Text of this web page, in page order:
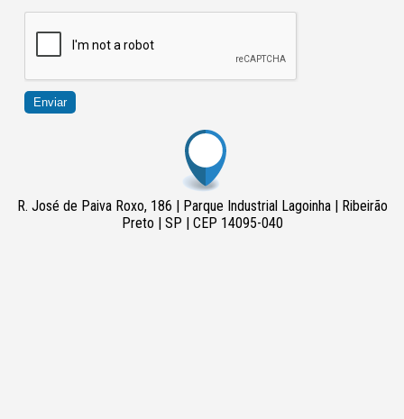
Enviar
R. José de Paiva Roxo, 186 | Parque Industrial Lagoinha | Ribeirão
Preto | SP | CEP 14095-040